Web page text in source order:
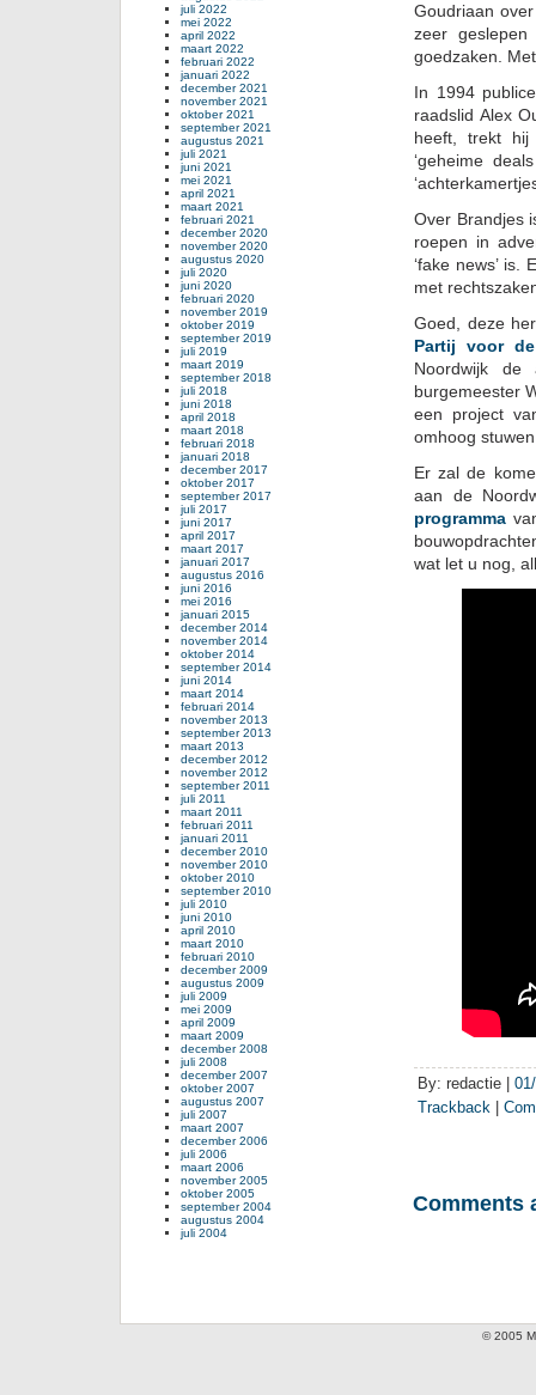
Goudriaan
zeer
goedzaken.
In 1994
raadslid Alex
heeft, trekt hij
‘geheime
Over Brandjes
roepen in
‘fake news’
met
Goed, deze
Partij voor
Noordwijk
burgemeester
een project
omhoog
Er zal de
aan de
programma
wat let u nog,
By: redactie |
Trackback
Comments
juli 2022
mei 2022
april 2022
maart 2022
februari 2022
januari 2022
december 2021
november 2021
oktober 2021
september 2021
augustus 2021
juli 2021
juni 2021
mei 2021
april 2021
maart 2021
februari 2021
december 2020
november 2020
augustus 2020
juli 2020
juni 2020
februari 2020
november 2019
oktober 2019
september 2019
juli 2019
maart 2019
september 2018
juli 2018
juni 2018
april 2018
maart 2018
februari 2018
januari 2018
december 2017
oktober 2017
september 2017
juli 2017
juni 2017
april 2017
maart 2017
januari 2017
augustus 2016
juni 2016
mei 2016
januari 2015
december 2014
november 2014
oktober 2014
september 2014
juni 2014
maart 2014
februari 2014
november 2013
september 2013
maart 2013
december 2012
november 2012
september 2011
juli 2011
maart 2011
februari 2011
januari 2011
december 2010
november 2010
oktober 2010
september 2010
juli 2010
juni 2010
april 2010
maart 2010
februari 2010
december 2009
augustus 2009
juli 2009
mei 2009
april 2009
maart 2009
december 2008
juli 2008
december 2007
oktober 2007
augustus 2007
juli 2007
maart 2007
december 2006
juli 2006
maart 2006
november 2005
oktober 2005
september 2004
augustus 2004
juli 2004
© 2005